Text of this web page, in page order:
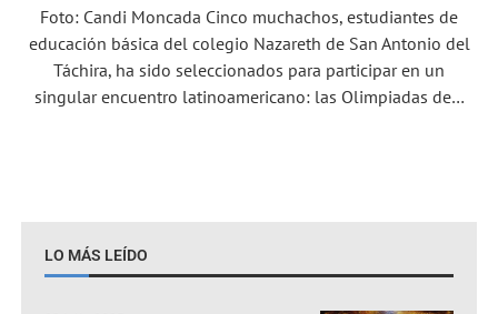
Foto: Candi Moncada Cinco muchachos, estudiantes de
educación básica del colegio Nazareth de San Antonio del
Táchira, ha sido seleccionados para participar en un
singular encuentro latinoamericano: las Olimpiadas de…
LO MÁS LEÍDO